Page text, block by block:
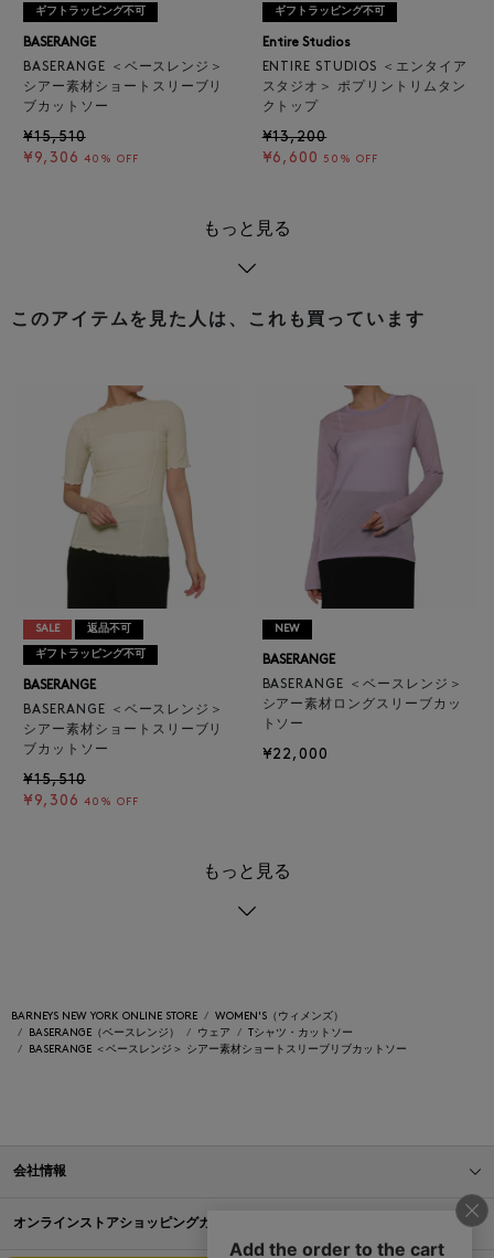
ギフトラッピング不可
BASERANGE
BASERANGE ＜ベースレンジ＞
シアー素材ショートスリーブリ
ブカットソー
¥15,510
¥9,306 40% OFF
ギフトラッピング不可
Entire Studios
ENTIRE STUDIOS ＜エンタイア
スタジオ＞ ポプリントリムタン
クトップ
¥13,200
¥6,600
50% OFF
もっと見る
このアイテムを見た人は、これも買っています
SALE 返品不可
ギフトラッピング不可
BASERANGE
BASERANGE ＜ベースレンジ＞
シアー素材ショートスリーブリ
ブカットソー
¥15,510
¥9,306 40% OFF
NEW
BASERANGE
BASERANGE ＜ベースレンジ＞
シアー素材ロングスリーブカッ
トソー
¥22,000
もっと見る
BARNEYS NEW YORK ONLINE STORE
WOMEN'S（ウィメンズ）
BASERANGE（ベースレンジ）
ウェア
Tシャツ・カットソー
BASERANGE ＜ベースレンジ＞ シアー素材ショートスリーブリブカットソー
会社情報
オンラインストアショッピングガイド